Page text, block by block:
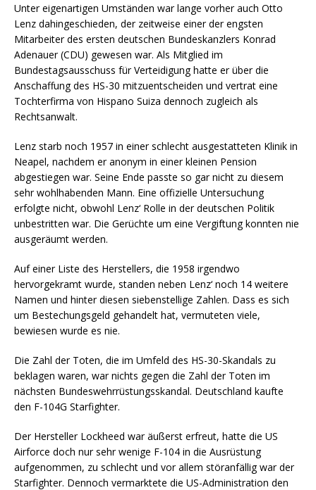
Unter eigenartigen Umständen war lange vorher auch Otto
Lenz dahingeschieden, der zeitweise einer der engsten
Mitarbeiter des ersten deutschen Bundeskanzlers Konrad
Adenauer (CDU) gewesen war. Als Mitglied im
Bundestagsausschuss für Verteidigung hatte er über die
Anschaffung des HS-30 mitzuentscheiden und vertrat eine
Tochterfirma von Hispano Suiza dennoch zugleich als
Rechtsanwalt.
Lenz starb noch 1957 in einer schlecht ausgestatteten Klinik in
Neapel, nachdem er anonym in einer kleinen Pension
abgestiegen war. Seine Ende passte so gar nicht zu diesem
sehr wohlhabenden Mann. Eine offizielle Untersuchung
erfolgte nicht, obwohl Lenz‘ Rolle in der deutschen Politik
unbestritten war. Die Gerüchte um eine Vergiftung konnten nie
ausgeräumt werden.
Auf einer Liste des Herstellers, die 1958 irgendwo
hervorgekramt wurde, standen neben Lenz‘ noch 14 weitere
Namen und hinter diesen siebenstellige Zahlen. Dass es sich
um Bestechungsgeld gehandelt hat, vermuteten viele,
bewiesen wurde es nie.
Die Zahl der Toten, die im Umfeld des HS-30-Skandals zu
beklagen waren, war nichts gegen die Zahl der Toten im
nächsten Bundeswehrrüstungsskandal. Deutschland kaufte
den F-104G Starfighter.
Der Hersteller Lockheed war äußerst erfreut, hatte die US
Airforce doch nur sehr wenige F-104 in die Ausrüstung
aufgenommen, zu schlecht und vor allem störanfällig war der
Starfighter. Dennoch vermarktete die US-Administration den